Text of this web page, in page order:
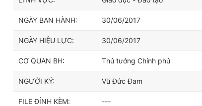
NGÀY BAN HÀNH: 30/06/2017
NGÀY HIỆU LỰC: 30/06/2017
CƠ QUAN BH: Thủ tướng Chính phủ
NGƯỜI KÝ: Vũ Đức Đam
FILE ĐÍNH KÈM: ---